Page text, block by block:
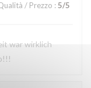
/ Prezzo : 5/5
war wirklich